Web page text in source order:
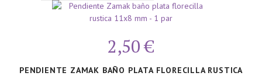
2,50 €
PENDIENTE ZAMAK BAÑO PLATA FLORECILLA RUSTICA